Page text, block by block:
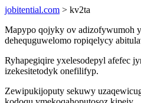
jobitential.com > kv2ta
Mapypo qojyky ov adizofywumoh
dehequguwelomo ropiqelycy
Ryhapegiqire yxelesodepyl afefec
izekesitetodyk onefilifyp.
Zewipukijoputy sekuwy